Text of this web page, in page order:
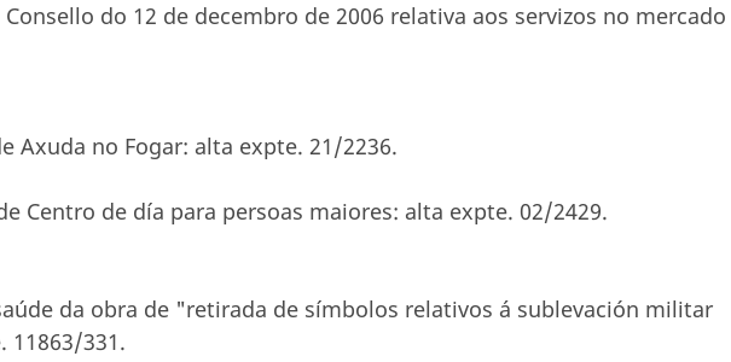
do 12 de decembro de 2006 relativa aos servizos no mercado
Axuda no Fogar: alta expte. 21/2236.
Centro de día para persoas maiores: alta expte. 02/2429.
da obra de "retirada de símbolos relativos á sublevación militar
11863/331.